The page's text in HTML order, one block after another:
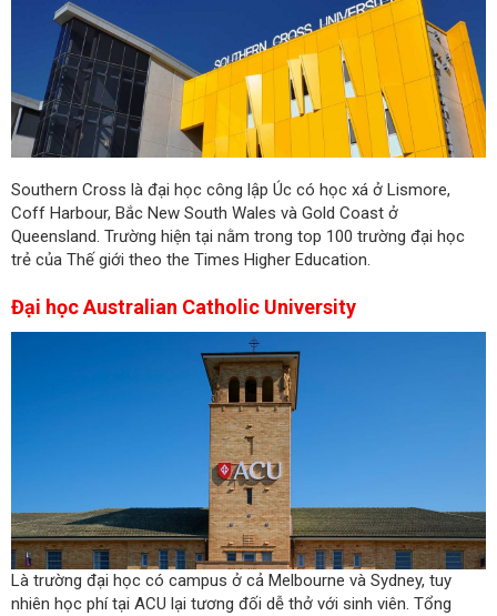
Southern Cross là đại học công lập Úc có học xá ở Lismore,
Coff Harbour, Bắc New South Wales và Gold Coast ở
Queensland. Trường hiện tại nằm trong top 100 trường đại học
trẻ của Thế giới theo the Times Higher Education.
Đại học Australian Catholic University
Là trường đại học có campus ở cả Melbourne và Sydney, tuy
nhiên học phí tại ACU lại tương đối dễ thở với sinh viên. Tổng